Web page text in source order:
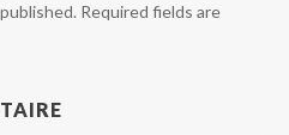
Required fields are